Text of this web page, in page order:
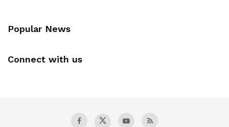
Popular News
Connect with us